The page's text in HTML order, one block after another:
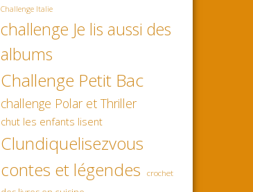
Challenge Italie
challenge Je lis aussi des
albums
Challenge Petit Bac
challenge Polar et Thriller
chut les enfants lisent
Clundiquelisezvous
contes et légendes
crochet